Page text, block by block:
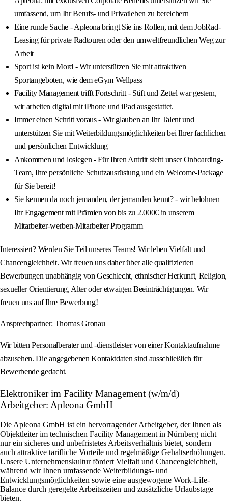
umfassend, um Ihr Berufs- und Privatleben zu bereichern
Eine runde Sache - Apleona bringt Sie ins Rollen, mit dem JobRad-
Leasing für private Radtouren oder den umweltfreundlichen Weg zur
Arbeit
Sport ist kein Mord - Wir unterstützen Sie mit attraktiven
Sportangeboten, wie dem eGym Wellpass
Facility Management trifft Fortschritt - Stift und Zettel war gestern,
wir arbeiten digital mit iPhone und iPad ausgestattet.
Immer einen Schritt voraus - Wir glauben an Ihr Talent und
unterstützen Sie mit Weiterbildungsmöglichkeiten bei Ihrer fachlichen
und persönlichen Entwicklung
Ankommen und loslegen - Für Ihren Antritt steht unser Onboarding-
Team, Ihre persönliche Schutzausrüstung und ein Welcome-Package
für Sie bereit!
Sie kennen da noch jemanden, der jemanden kennt? - wir belohnen
Ihr Engagement mit Prämien von bis zu 2.000€ in unserem
Mitarbeiter-werben-Mitarbeiter Programm
Interessiert? Werden Sie Teil unseres Teams! Wir leben Vielfalt und
Chancengleichheit. Wir freuen uns daher über alle qualifizierten
Bewerbungen unabhängig von Geschlecht, ethnischer Herkunft, Religion,
sexueller Orientierung, Alter oder etwaigen Beeinträchtigungen. Wir
freuen uns auf Ihre Bewerbung!
Ansprechpartner: Thomas Gronau
Wir bitten Personalberater und -dienstleister von einer Kontaktaufnahme
abzusehen. Die angegebenen Kontaktdaten sind ausschließlich für
Bewerbende gedacht.
Elektroniker im Facility Management (w/m/d)
Arbeitgeber: Apleona GmbH
Die Apleona GmbH ist ein hervorragender Arbeitgeber, der Ihnen als
Objektleiter im technischen Facility Management in Nürnberg nicht
nur ein sicheres und unbefristetes Arbeitsverhältnis bietet, sondern
auch attraktive tarifliche Vorteile und regelmäßige Gehaltserhöhungen.
Unsere Unternehmenskultur fördert Vielfalt und Chancengleichheit,
während wir Ihnen umfassende Weiterbildungs- und
Entwicklungsmöglichkeiten sowie eine ausgewogene Work-Life-
Balance durch geregelte Arbeitszeiten und zusätzliche Urlaubstage
bieten.